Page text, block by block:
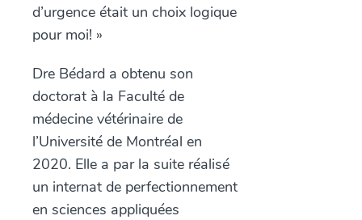
d’urgence était un choix logique
pour moi! »
Dre Bédard a obtenu son
doctorat à la Faculté de
médecine vétérinaire de
l’Université de Montréal en
2020. Elle a par la suite réalisé
un internat de perfectionnement
en sciences appliquées